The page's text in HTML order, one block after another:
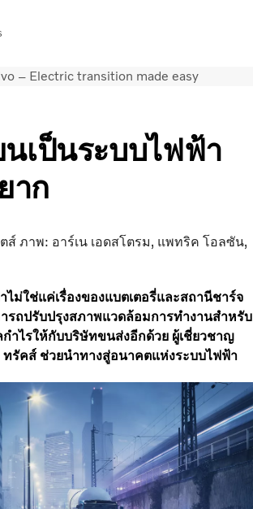
Thailand Facebookเข้าสู่ระบบประเทศไทย
นส่ง
จำหน่าย
– Electric transition made easy
นเป็นระบบไฟฟ้า
าก
ส์ ภาพ: อาร์เน เอดสโตรม, แพทริค โอลซัน,
ม่ใช่แค่เรื่องของแบตเตอรี่และสถานีชาร์จ
รถปรับปรุงสภาพแวดล้อมการทำงานสำหรับ
ำไรให้กับบริษัทขนส่งอีกด้วย ผู้เชี่ยวชาญ
ทรัคส์ ช่วยนำทางสู่อนาคตแห่งระบบไฟฟ้า